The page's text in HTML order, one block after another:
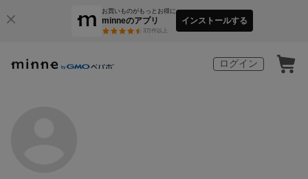
お買いものがもっとお得に
minneのアプリ
3万件以上
インストールする
ログイン